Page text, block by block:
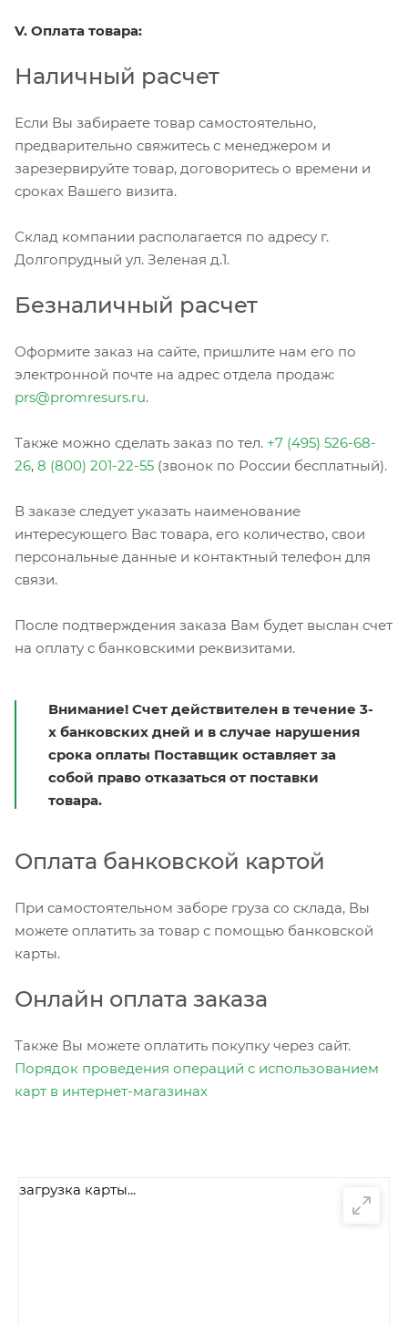
V. Оплата товара:
Наличный расчет
Если Вы забираете товар самостоятельно,
предварительно свяжитесь с менеджером и
зарезервируйте товар, договоритесь о времени и
сроках Вашего визита.
Склад компании располагается по адресу г.
Долгопрудный ул. Зеленая д.1.
Безналичный расчет
Оформите заказ на сайте, пришлите нам его по
электронной почте на адрес отдела продаж:
prs@promresurs.ru.
Также можно сделать заказ по тел. +7 (495) 526-68-
26, 8 (800) 201-22-55 (звонок по России бесплатный).
В заказе следует указать наименование
интересующего Вас товара, его количество, свои
персональные данные и контактный телефон для
связи.
После подтверждения заказа Вам будет выслан счет
на оплату с банковскими реквизитами.
Внимание! Счет действителен в течение 3-
х банковских дней и в случае нарушения
срока оплаты Поставщик оставляет за
собой право отказаться от поставки
товара.
Оплата банковской картой
При самостоятельном заборе груза со склада, Вы
можете оплатить за товар с помощью банковской
карты.
Онлайн оплата заказа
Также Вы можете оплатить покупку через сайт.
Порядок проведения операций с использованием
карт в интернет-магазинах
загрузка карты...